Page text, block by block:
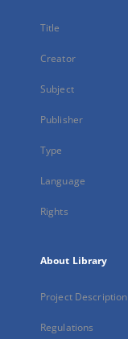
Title
Creator
Subject
Publisher
Type
Language
Rights
About Library
Project Description
Regulations